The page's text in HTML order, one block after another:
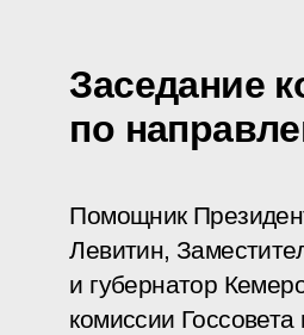
Заседание
по
Помощник
Левитин,
и губернатор
комиссии